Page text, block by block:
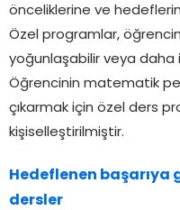
önceliklerine ve
Özel programlar,
yoğunlaşabilir veya daha
Öğrencinin matematik
çıkarmak için özel ders
kişiselleştirilmiştir.
Hedeflenen
dersler